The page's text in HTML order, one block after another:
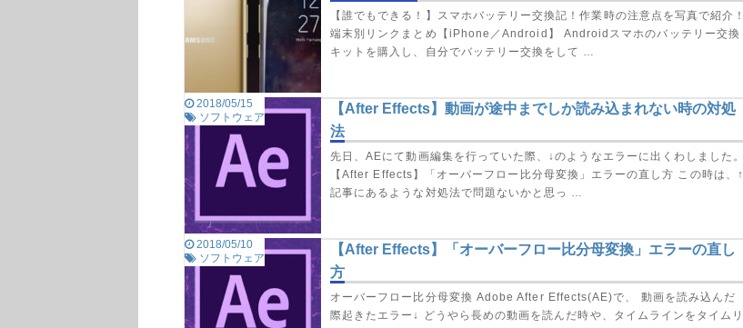
【誰でもできる！】スマホバッテリー交換記！作業時の注意点を写真で紹介！
端末別リンクまとめ【iPhone／Android】 Androidスマホのバッテリー交換
キットを購入し、自分でバッテリー交換をして …
2018/05/15
ソフトウェア
【After Effects】動画が途中までしか読み込まれない時の対処
法
先日、AEにて動画編集を行っていた際、↓のようなエラーに出くわしました。
【After Effects】「オーバーフロー比分母変換」エラーの直し方 この時は、↑
記事にあるような対処法で問題ないかと思っ …
2018/05/10
ソフトウェア
【After Effects】「オーバーフロー比分母変換」エラーの直し
方
オーバーフロー比分母変換 Adobe After Effects(AE)で、 動画を読み込んだ
際起きたエラー↓ どうやら長めの動画を読んだ時や、タイムラインをタイムリ